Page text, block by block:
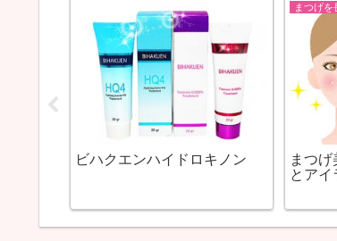
ビハクエンハイドロキノン
まつげ
とアイ